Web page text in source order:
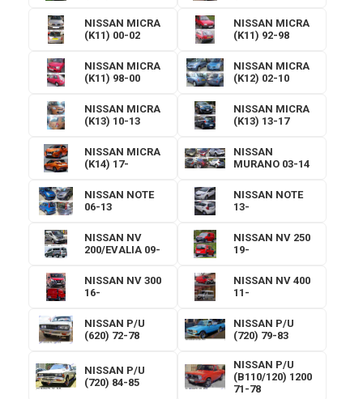
NISSAN MICRA
(K11) 00-02
NISSAN MICRA
(K11) 92-98
NISSAN MICRA
(K11) 98-00
NISSAN MICRA
(K12) 02-10
NISSAN MICRA
(K13) 10-13
NISSAN MICRA
(K13) 13-17
NISSAN MICRA
(K14) 17-
NISSAN
MURANO 03-14
NISSAN NOTE
06-13
NISSAN NOTE
13-
NISSAN NV
200/EVALIA 09-
NISSAN NV 250
19-
NISSAN NV 300
16-
NISSAN NV 400
11-
NISSAN P/U
(620) 72-78
NISSAN P/U
(720) 79-83
NISSAN P/U
(720) 84-85
NISSAN P/U
(B110/120) 1200
71-78